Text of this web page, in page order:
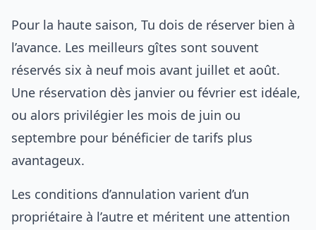
Pour la haute saison, Tu dois de réserver bien à
l’avance. Les meilleurs gîtes sont souvent
réservés six à neuf mois avant juillet et août.
Une réservation dès janvier ou février est idéale,
ou alors privilégier les mois de juin ou
septembre pour bénéficier de tarifs plus
avantageux.
Les conditions d’annulation varient d’un
propriétaire à l’autre et méritent une attention